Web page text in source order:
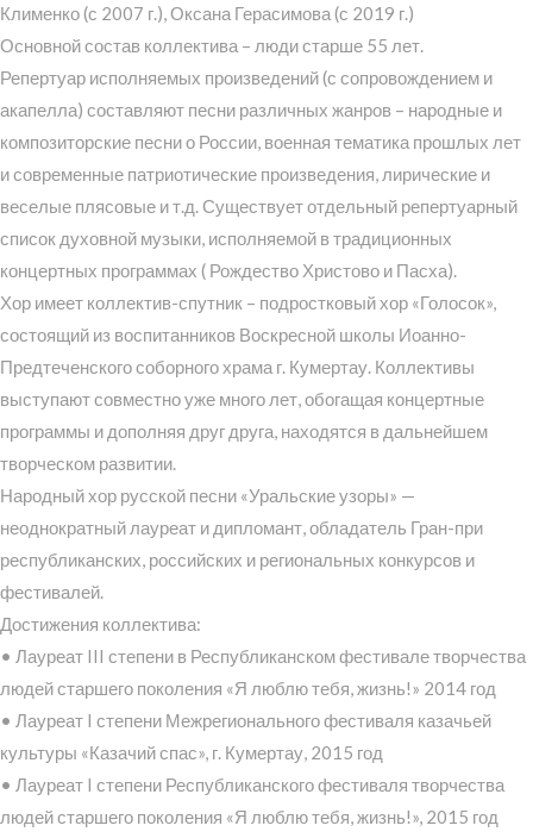
Клименко (с 2007 г.), Оксана Герасимова (с 2019 г.)
Основной состав коллектива – люди старше 55 лет.
Репертуар исполняемых произведений (с сопровождением и
акапелла) составляют песни различных жанров – народные и
композиторские песни о России, военная тематика прошлых лет
и современные патриотические произведения, лирические и
веселые плясовые и т.д. Существует отдельный репертуарный
список духовной музыки, исполняемой в традиционных
концертных программах ( Рождество Христово и Пасха).
Хор имеет коллектив-спутник – подростковый хор «Голосок»,
состоящий из воспитанников Воскресной школы Иоанно-
Предтеченского соборного храма г. Кумертау. Коллективы
выступают совместно уже много лет, обогащая концертные
программы и дополняя друг друга, находятся в дальнейшем
творческом развитии.
Народный хор русской песни «Уральские узоры» —
неоднократный лауреат и дипломант, обладатель Гран-при
республиканских, российских и региональных конкурсов и
фестивалей.
Достижения коллектива:
• Лауреат III степени в Республиканском фестивале творчества
людей старшего поколения «Я люблю тебя, жизнь!» 2014 год
• Лауреат I степени Межрегионального фестиваля казачьей
культуры «Казачий спас», г. Кумертау, 2015 год
• Лауреат I степени Республиканского фестиваля творчества
людей старшего поколения «Я люблю тебя, жизнь!», 2015 год